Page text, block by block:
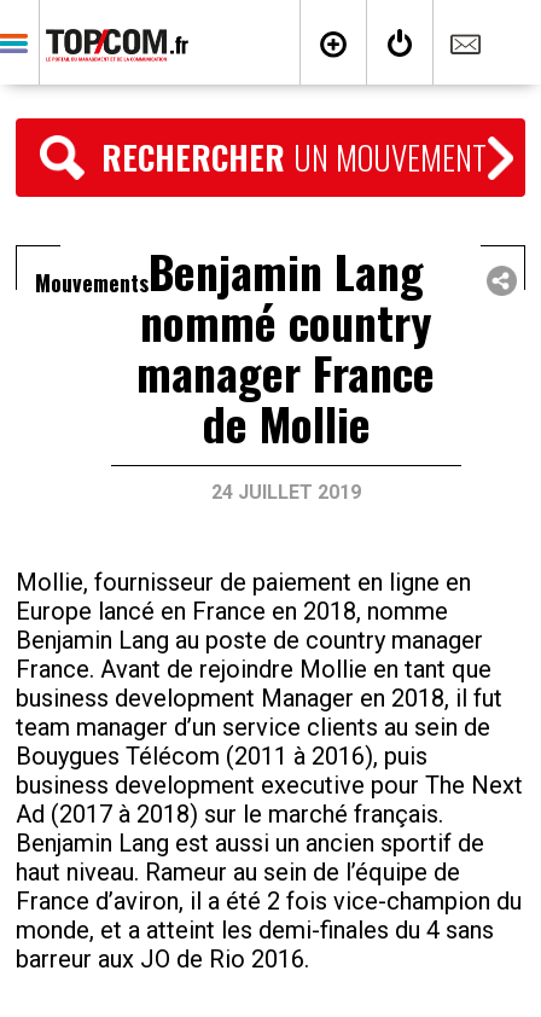
RECHERCHER UN MOUVEMENT
MouvementsBenjamin Lang
nommé country
manager France
de Mollie
24 JUILLET 2019
Mollie, fournisseur de paiement en ligne en
Europe lancé en France en 2018, nomme
Benjamin Lang au poste de country manager
France. Avant de rejoindre Mollie en tant que
business development Manager en 2018, il fut
team manager d’un service clients au sein de
Bouygues Télécom (2011 à 2016), puis
business development executive pour The Next
Ad (2017 à 2018) sur le marché français.
Benjamin Lang est aussi un ancien sportif de
haut niveau. Rameur au sein de l’équipe de
France d’aviron, il a été 2 fois vice-champion du
monde, et a atteint les demi-finales du 4 sans
barreur aux JO de Rio 2016.